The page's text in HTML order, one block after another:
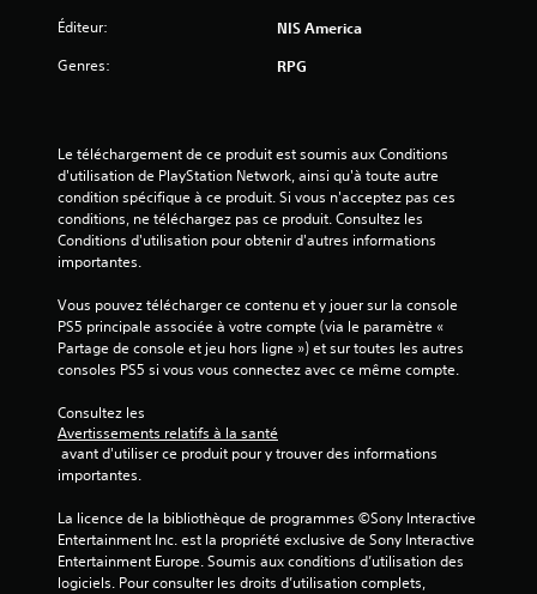
r
5
1
8
i
s
Éditeur: NIS America
Genres: RPG
Le téléchargement de ce produit est soumis aux Conditions
d'utilisation de PlayStation Network, ainsi qu'à toute autre
condition spécifique à ce produit. Si vous n'acceptez pas ces
conditions, ne téléchargez pas ce produit. Consultez les
Conditions d'utilisation pour obtenir d'autres informations
importantes.
Vous pouvez télécharger ce contenu et y jouer sur la console
PS5 principale associée à votre compte (via le paramètre «
Partage de console et jeu hors ligne ») et sur toutes les autres
consoles PS5 si vous vous connectez avec ce même compte.
Consultez les
Avertissements relatifs à la santé
importantes.
La licence de la bibliothèque de programmes ©Sony Interactive
Entertainment Inc. est la propriété exclusive de Sony Interactive
Entertainment Europe. Soumis aux conditions d’utilisation des
logiciels. Pour consulter les droits d’utilisation complets,